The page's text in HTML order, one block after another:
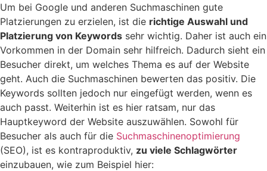
Um bei Google und anderen Suchmaschinen gute
Platzierungen zu erzielen, ist die richtige Auswahl und
Platzierung von Keywords sehr wichtig. Daher ist auch ein
Vorkommen in der Domain sehr hilfreich. Dadurch sieht ein
Besucher direkt, um welches Thema es auf der Website
geht. Auch die Suchmaschinen bewerten das positiv. Die
Keywords sollten jedoch nur eingefügt werden, wenn es
auch passt. Weiterhin ist es hier ratsam, nur das
Hauptkeyword der Website auszuwählen. Sowohl für
Besucher als auch für die Suchmaschinenoptimierung
(SEO), ist es kontraproduktiv, zu viele Schlagwörter
einzubauen, wie zum Beispiel hier: